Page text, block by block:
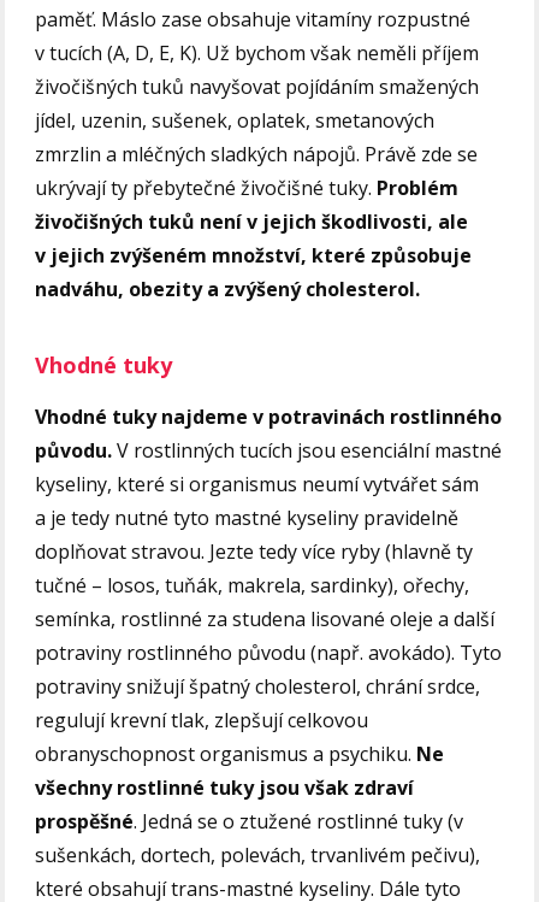
paměť. Máslo zase obsahuje vitamíny rozpustné
v tucích (A, D, E, K). Už bychom však neměli příjem
živočišných tuků navyšovat pojídáním smažených
jídel, uzenin, sušenek, oplatek, smetanových
zmrzlin a mléčných sladkých nápojů. Právě zde se
ukrývají ty přebytečné živočišné tuky. Problém
živočišných tuků není v jejich škodlivosti, ale
v jejich zvýšeném množství, které způsobuje
nadváhu, obezity a zvýšený cholesterol.
Vhodné tuky
Vhodné tuky najdeme v potravinách rostlinného
původu.V rostlinných tucích jsou esenciální mastné
kyseliny, které si organismus neumí vytvářet sám
a je tedy nutné tyto mastné kyseliny pravidelně
doplňovat stravou. Jezte tedy více ryby (hlavně ty
tučné – losos, tuňák, makrela, sardinky), ořechy,
semínka, rostlinné za studena lisované oleje a další
potraviny rostlinného původu (např. avokádo). Tyto
potraviny snižují špatný cholesterol, chrání srdce,
regulují krevní tlak, zlepšují celkovou
obranyschopnost organismus a psychiku. Ne
všechny rostlinné tuky jsou však zdraví
prospěšné. Jedná se o ztužené rostlinné tuky (v
sušenkách, dortech, polevách, trvanlivém pečivu),
které obsahují trans-mastné kyseliny. Dále tyto